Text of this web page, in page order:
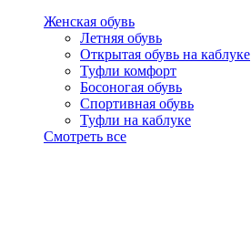
Женская обувь
Летняя обувь
Открытая обувь на каблуке
Туфли комфорт
Босоногая обувь
Спортивная обувь
Туфли на каблуке
Смотреть все